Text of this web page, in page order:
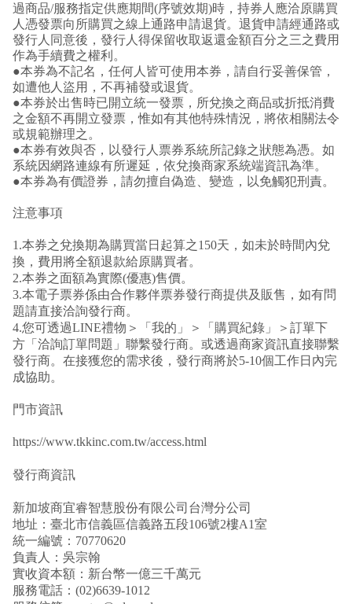
過商品/服務指定供應期間(序號效期)時，持券人應洽原購買
人憑發票向所購買之線上通路申請退貨。退貨申請經通路或
發行人同意後，發行人得保留收取返還金額百分之三之費用
作為手續費之權利。
●本券為不記名，任何人皆可使用本券，請自行妥善保管，
如遭他人盜用，不再補發或退貨。
●本券於出售時已開立統一發票，所兌換之商品或折抵消費
之金額不再開立發票，惟如有其他特殊情況，將依相關法令
或規範辦理之。
●本券有效與否，以發行人票券系統所記錄之狀態為憑。如
系統因網路連線有所遲延，依兌換商家系統端資訊為準。
●本券為有價證券，請勿擅自偽造、變造，以免觸犯刑責。
注意事項
1.本券之兌換期為購買當日起算之150天，如未於時間內兌
換，費用將全額退款給原購買者。
2.本券之面額為實際(優惠)售價。
3.本電子票券係由合作夥伴票券發行商提供及販售，如有問
題請直接洽詢發行商。
4.您可透過LINE禮物＞「我的」＞「購買紀錄」＞訂單下
方「洽詢訂單問題」聯繫發行商。或透過商家資訊直接聯繫
發行商。在接獲您的需求後，發行商將於5-10個工作日內完
成協助。
門市資訊
https://www.tkkinc.com.tw/access.html
發行商資訊
新加坡商宜睿智慧股份有限公司台灣分公司
地址：臺北市信義區信義路五段106號2樓A1室
統一編號：70770620
負責人：吳宗翰
實收資本額：新台幣一億三千萬元
服務電話：(02)6639-1012